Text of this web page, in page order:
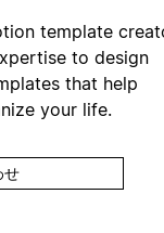
template
to design
that help
your life.
せ